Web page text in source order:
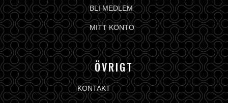
BLI MEDLEM
MITT KONTO
ÖVRIGT
KONTAKT